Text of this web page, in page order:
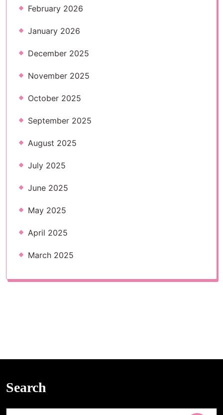
February 2026
January 2026
December 2025
November 2025
October 2025
September 2025
August 2025
July 2025
June 2025
May 2025
April 2025
March 2025
Search